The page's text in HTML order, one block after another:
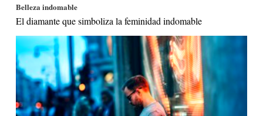
Belleza indomable
El diamante que simboliza la feminidad indomable